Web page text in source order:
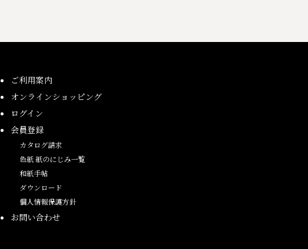
ご利用案内
オンラインショッピング
ログイン
会員登録
カタログ請求
色紙 紙のにじみ一覧
和紙手帖
ダウンロード
個人情報保護方針
お問い合わせ